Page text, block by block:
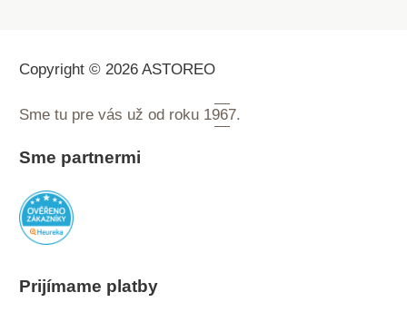
Copyright © 2026 ASTOREO
Sme tu pre vás už od roku 1967.
Sme partnermi
Prijímame platby